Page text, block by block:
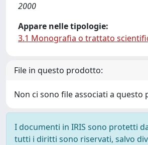
2000
Appare nelle tipologie:
3.1 Monografia o trattato
File in questo prodotto:
Non ci sono file associati a questo
I documenti in IRIS sono protetti
tutti i diritti sono riservati, salvo